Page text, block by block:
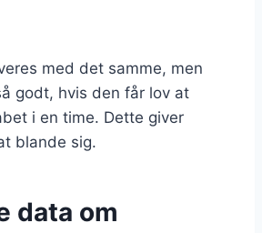
med det samme, men
godt, hvis den får lov at
i en time. Dette giver
blande sig.
data om